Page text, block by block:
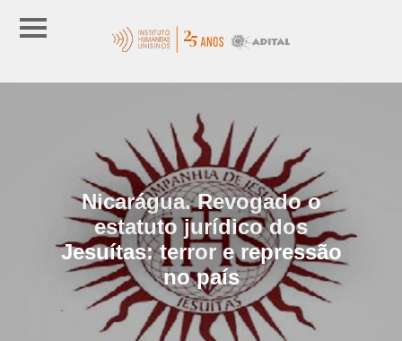
Nicarágua. Revogado o
estatuto jurídico dos
Jesuítas: terror e repressão
no país